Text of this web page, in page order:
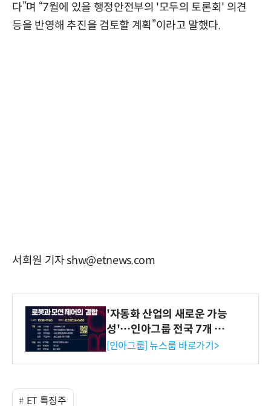
다”며 “7월에 있을 행정안전부의 '모두의 토론회' 의견
등을 반영해 추진을 검토할 계획”이라고 말했다.
서희원 기자 shw@etnews.com
'자동화 산업의 새로운 가능
성'…인아그룹 전국 7개 도
시 세미나 페어 개최
[인아그룹] 뉴스룸 바로가기>
ET 특징주